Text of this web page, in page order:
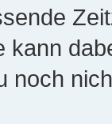
kann
noch